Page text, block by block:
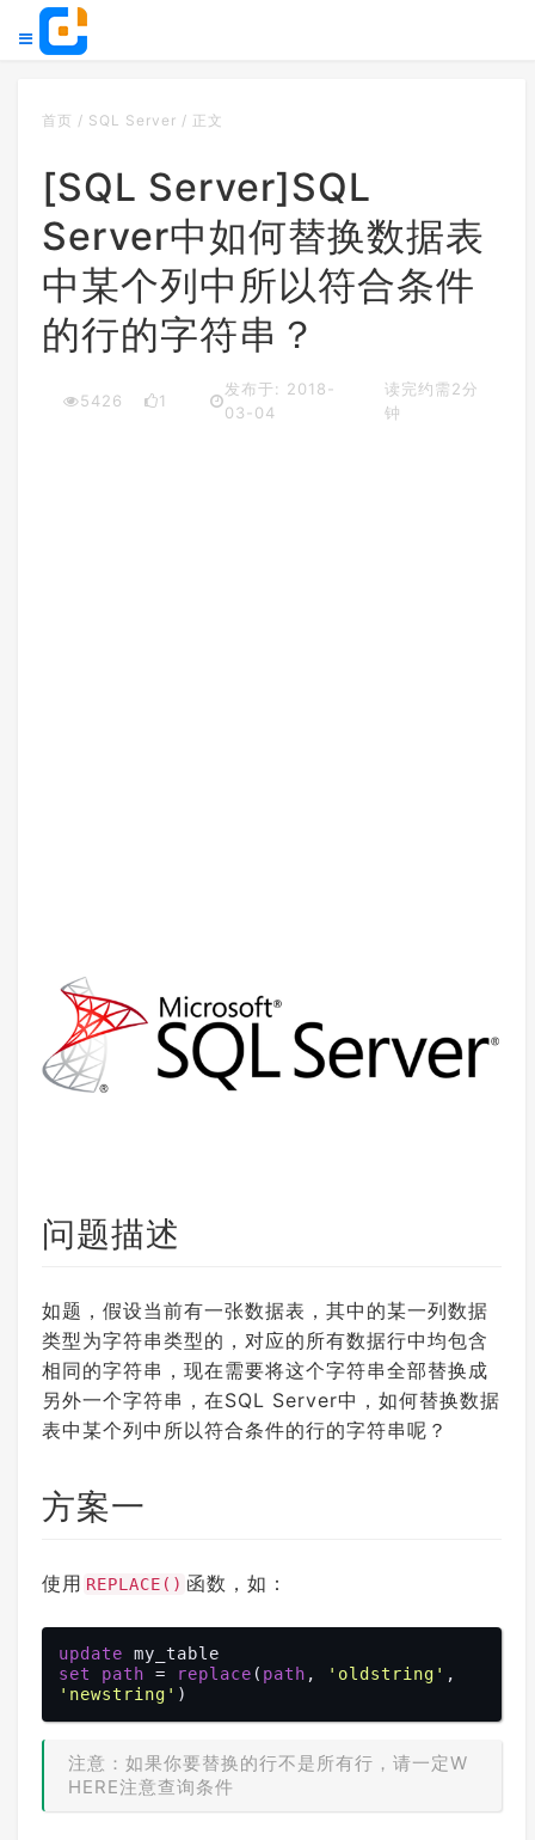
首页 / SQL Server / 正文
[SQL Server]SQL
Server中如何替换数据表
中某个列中所以符合条件
的行的字符串？
5426 1
发布于: 2018-
03-04
读完约需2分
钟
问题描述
如题，假设当前有一张数据表，其中的某一列数据
类型为字符串类型的，对应的所有数据行中均包含
相同的字符串，现在需要将这个字符串全部替换成
另外一个字符串，在SQL Server中，如何替换数据
表中某个列中所以符合条件的行的字符串呢？
方案一
使用 REPLACE() 函数，如：
update
set
path = replace ( path , 'oldstring'
'newstring'
注意：如果你要替换的行不是所有行，请一定W
HERE注意查询条件